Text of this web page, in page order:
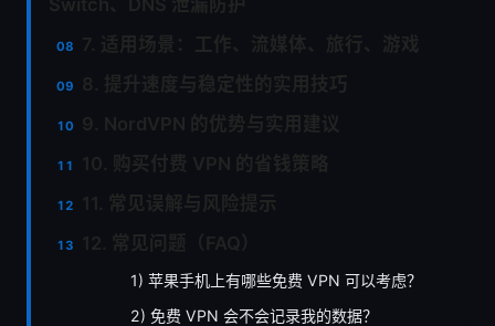
1) 苹果手机上有哪些免费 VPN 可以考虑？
2) 免费 VPN 会不会记录我的数据？